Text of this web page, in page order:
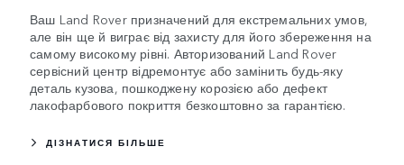
Ваш Land Rover призначений для екстремальних умов,
але він ще й виграє від захисту для його збереження на
самому високому рівні. Авторизований Land Rover
сервісний центр відремонтує або замінить будь-яку
деталь кузова, пошкоджену корозією або дефект
лакофарбового покриття безкоштовно за гарантією.
ДІЗНАТИСЯ БІЛЬШЕ